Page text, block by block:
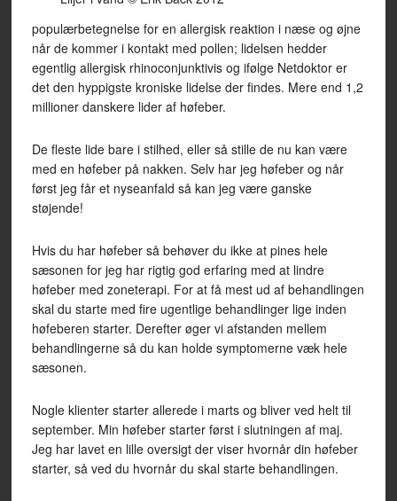
populærbetegnelse for en allergisk reaktion i næse og øjne
når de kommer i kontakt med pollen; lidelsen hedder
egentlig allergisk rhinoconjunktivis og ifølge Netdoktor er
det den hyppigste kroniske lidelse der findes. Mere end 1,2
millioner danskere lider af høfeber.
De fleste lide bare i stilhed, eller så stille de nu kan være
med en høfeber på nakken. Selv har jeg høfeber og når
først jeg får et nyseanfald så kan jeg være ganske
støjende!
Hvis du har høfeber så behøver du ikke at pines hele
sæsonen for jeg har rigtig god erfaring med at lindre
høfeber med zoneterapi. For at få mest ud af behandlingen
skal du starte med fire ugentlige behandlinger lige inden
høfeberen starter. Derefter øger vi afstanden mellem
behandlingerne så du kan holde symptomerne væk hele
sæsonen.
Nogle klienter starter allerede i marts og bliver ved helt til
september. Min høfeber starter først i slutningen af maj.
Jeg har lavet en lille oversigt der viser hvornår din høfeber
starter, så ved du hvornår du skal starte behandlingen.